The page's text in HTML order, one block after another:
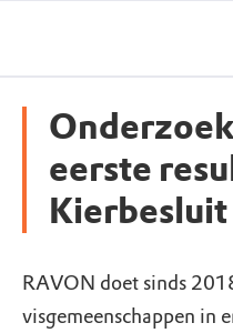
eerste
RAVON doet sinds
visgemeenschappen in